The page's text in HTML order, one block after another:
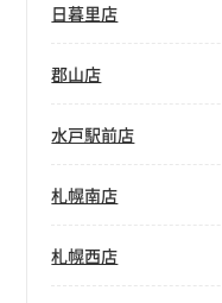
日暮里店
郡山店
水戸駅前店
札幌南店
札幌西店